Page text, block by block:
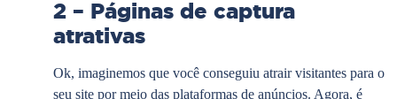
2 – Páginas de captura
atrativas
Ok, imaginemos que você conseguiu atrair visitantes para o
seu site por meio das plataformas de anúncios. Agora, é